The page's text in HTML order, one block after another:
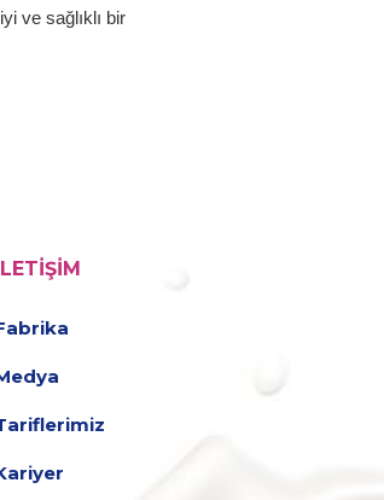
ve sağlıklı bir